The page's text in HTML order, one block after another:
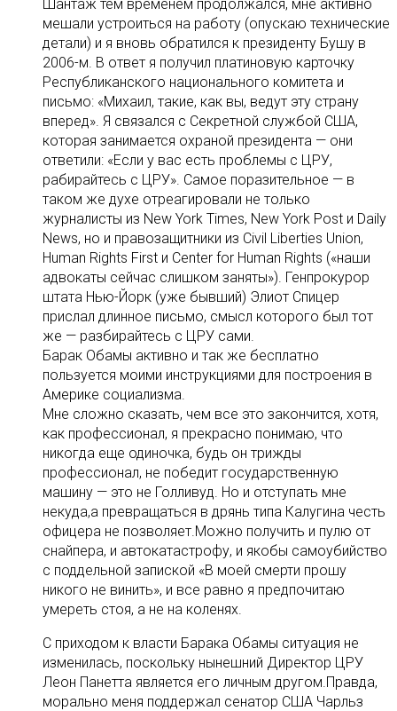
Шантаж тем временем продолжался, мне активно
мешали устроиться на работу (опускаю технические
детали) и я вновь обратился к президенту Бушу в
2006-м. В ответ я получил платиновую карточку
Республиканского национального комитета и
письмо: «Михаил, такие, как вы, ведут эту страну
вперед». Я связался с Секретной службой США,
которая занимается охраной президента — они
ответили: «Если у вас есть проблемы с ЦРУ,
рабирайтесь с ЦРУ». Самое поразительное — в
таком же духе отреагировали не только
журналисты из New York Times, New York Post и Daily
News, но и правозащитники из Civil Liberties Union,
Human Rights First и Center for Human Rights («наши
адвокаты сейчас слишком заняты»). Генпрокурор
штата Нью-Йорк (уже бывший) Элиот Спицер
прислал длинное письмо, смысл которого был тот
же — разбирайтесь с ЦРУ сами.
Барак Обамы активно и так же бесплатно
пользуется моими инструкциями для построения в
Америке социализма.
Мне сложно сказать, чем все это закончится, хотя,
как профессионал, я прекрасно понимаю, что
никогда еще одиночка, будь он трижды
профессионал, не победит государственную
машину — это не Голливуд. Но и отступать мне
некуда,а превращаться в дрянь типа Калугина честь
офицера не позволяет.Можно получить и пулю от
снайпера, и автокатастрофу, и якобы самоубийство
с поддельной запиской «В моей смерти прошу
никого не винить», и все равно я предпочитаю
умереть стоя, а не на коленях.
С приходом к власти Барака Обамы ситуация не
изменилась, поскольку нынешний Директор ЦРУ
Леон Панетта является его личным другом.Правда,
морально меня поддержал сенатор США Чарльз